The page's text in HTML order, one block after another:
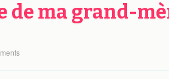
de ma grand-